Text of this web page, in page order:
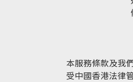
本服務條款及我
受中國香港法律